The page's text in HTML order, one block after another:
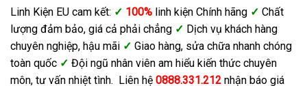
Linh Kiện EU cam kết: ✓ 100% linh kiện Chính hãng ✓ Chất
lượng đảm bảo, giá cả phải chẳng ✓ Dịch vụ khách hàng
chuyên nghiệp, hậu mãi ✓ Giao hàng, sửa chữa nhanh chóng
toàn quốc ✓ Đội ngũ nhân viên am hiểu kiến thức chuyên
môn, tư vấn nhiệt tình. Liên hệ 0888.331.212 nhận báo giá